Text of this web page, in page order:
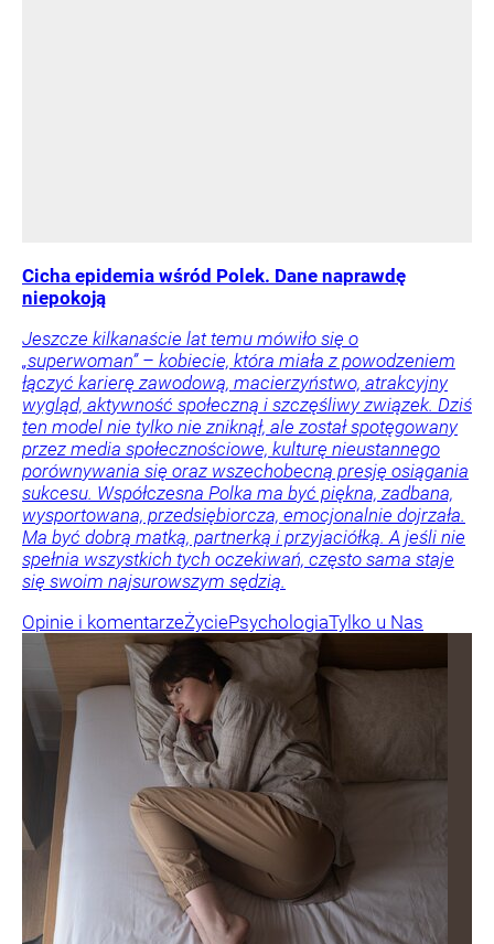
Cicha epidemia wśród Polek. Dane naprawdę
niepokoją
Jeszcze kilkanaście lat temu mówiło się o
„superwoman” – kobiecie, która miała z powodzeniem
łączyć karierę zawodową, macierzyństwo, atrakcyjny
wygląd, aktywność społeczną i szczęśliwy związek. Dziś
ten model nie tylko nie zniknął, ale został spotęgowany
przez media społecznościowe, kulturę nieustannego
porównywania się oraz wszechobecną presję osiągania
sukcesu. Współczesna Polka ma być piękna, zadbana,
wysportowana, przedsiębiorcza, emocjonalnie dojrzała.
Ma być dobrą matką, partnerką i przyjaciółką. A jeśli nie
spełnia wszystkich tych oczekiwań, często sama staje
się swoim najsurowszym sędzią.
Opinie i komentarzeŻyciePsychologiaTylko u Nas